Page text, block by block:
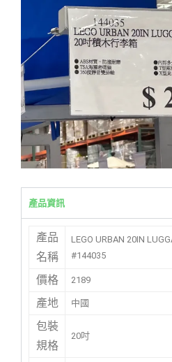
產品資訊
產品
名稱
LEGO URBAN 20IN
#144035
價格 2189
產地 中國
包裝
規格
20吋